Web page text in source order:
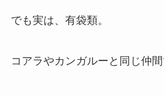
でも実は、有袋類。
コアラやカンガルーと同じ仲間